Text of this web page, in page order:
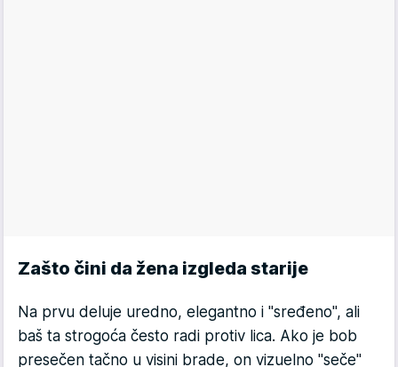
Zašto čini da žena izgleda starije
Na prvu deluje uredno, elegantno i "sređeno", ali
baš ta strogoća često radi protiv lica. Ako je bob
presečen tačno u visini brade, on vizuelno "seče"